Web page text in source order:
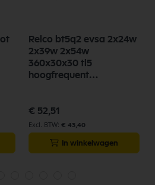
Relco bt5q2 evsa 2x24w
2x39w 2x54w
360x30x30 tl5
hoogfrequent
€ 52,51
€ 43,40
In winkelwagen